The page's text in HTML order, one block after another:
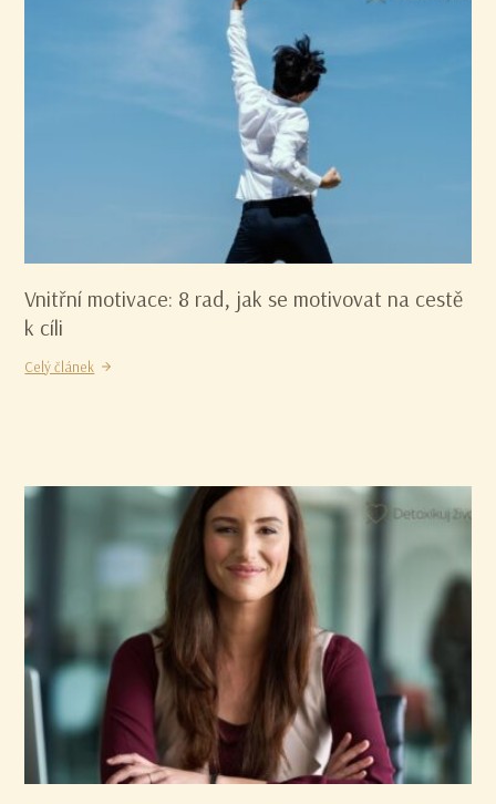
Vnitřní motivace: 8 rad, jak se motivovat na cestě
k cíli
Celý článek